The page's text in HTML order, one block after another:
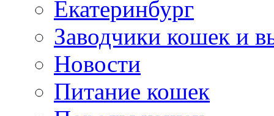
Екатеринбург
Заводчики кошек и
Новости
Питание кошек